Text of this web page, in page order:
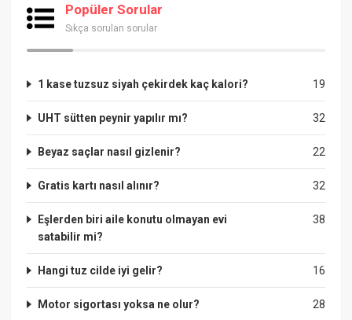
Popüler Sorular
Sıkça sorulan sorular
19
1 kase tuzsuz siyah çekirdek kaç kalori?
32
UHT sütten peynir yapılır mı?
22
Beyaz saçlar nasıl gizlenir?
32
Gratis kartı nasıl alınır?
38
Eşlerden biri aile konutu olmayan evi
satabilir mi?
16
Hangi tuz cilde iyi gelir?
28
Motor sigortası yoksa ne olur?